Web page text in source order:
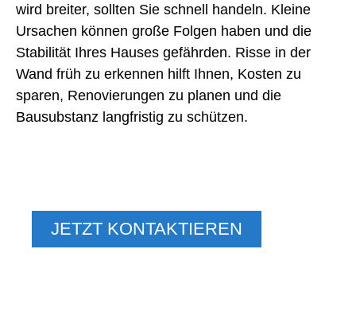
wird breiter, sollten Sie schnell handeln. Kleine
Ursachen können große Folgen haben und die
Stabilität Ihres Hauses gefährden. Risse in der
Wand früh zu erkennen hilft Ihnen, Kosten zu
sparen, Renovierungen zu planen und die
Bausubstanz langfristig zu schützen.
JETZT KONTAKTIEREN